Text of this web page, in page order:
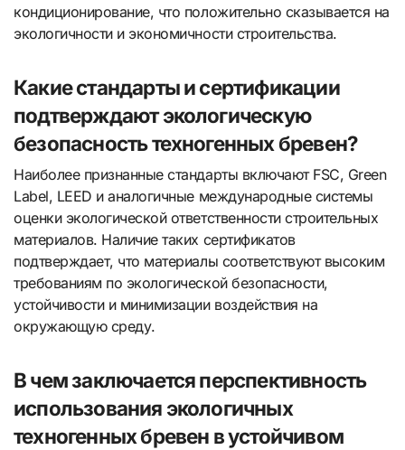
кондиционирование, что положительно сказывается на
экологичности и экономичности строительства.
Какие стандарты и сертификации
подтверждают экологическую
безопасность техногенных бревен?
Наиболее признанные стандарты включают FSC, Green
Label, LEED и аналогичные международные системы
оценки экологической ответственности строительных
материалов. Наличие таких сертификатов
подтверждает, что материалы соответствуют высоким
требованиям по экологической безопасности,
устойчивости и минимизации воздействия на
окружающую среду.
В чем заключается перспективность
использования экологичных
техногенных бревен в устойчивом